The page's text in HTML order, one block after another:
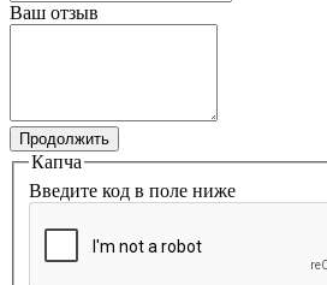
Ваш отзыв
Продолжить
Капча
Введите код в поле ниже